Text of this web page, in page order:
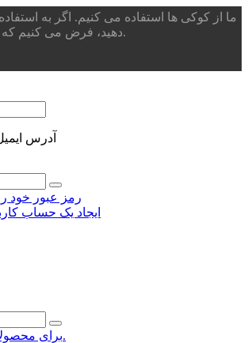
ما از کوکی ها استفاده می کنیم. اگر به
دهید، فرض می کنیم که از آن راضی هستید.
آدرس
رمز عبور خود
ایجاد یک حساب
برای محصولات بیشتر کلیک کنید.